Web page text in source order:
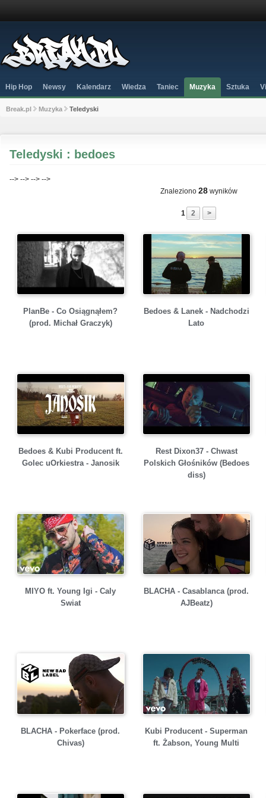
Hip Hop Newsy Kalendarz Wiedza Taniec Muzyka Sztuka
Break.pl Muzyka Teledyski
Teledyski : bedoes
--> --> --> -->
Znaleziono 28 wyników
1 2 >
PlanBe - Co Osiągnąłem?
(prod. Michał Graczyk)
Bedoes & Lanek - Nadchodzi
Lato
Bedoes & Kubi Producent ft.
Golec uOrkiestra - Janosik
Rest Dixon37 - Chwast
Polskich Głośników (Bedoes
diss)
MIYO ft. Young Igi - Caly
Swiat
BLACHA - Casablanca (prod.
AJBeatz)
BLACHA - Pokerface (prod.
Chivas)
Kubi Producent - Superman
ft. Żabson, Young Multi